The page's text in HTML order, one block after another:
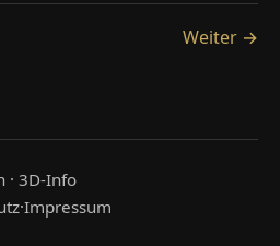
Weiter →
· 3D-Info
·Impressum